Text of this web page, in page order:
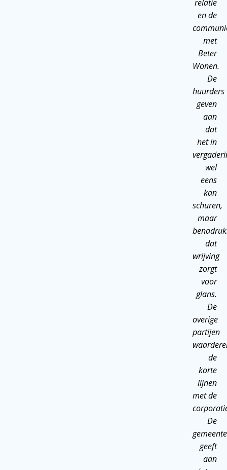
relatie
en de
met
Beter
Wonen.
De
huurders
geven
aan
dat
het in
wel
eens
kan
schuren,
maar
dat
wrijving
zorgt
voor
glans.
De
overige
partijen
de
korte
lijnen
met de
De
gemeente
geeft
aan